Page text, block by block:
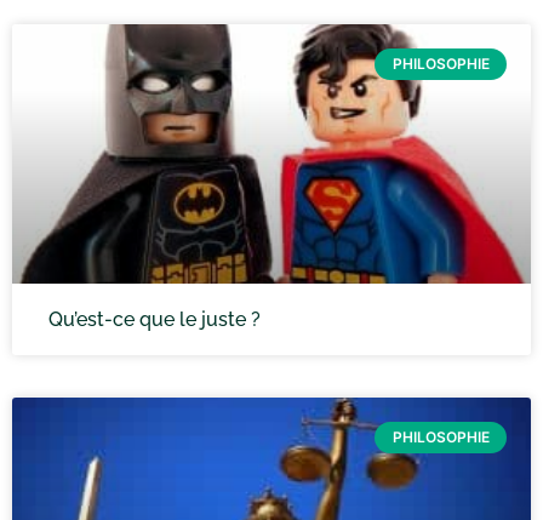
PHILOSOPHIE
Qu’est-ce que le juste ?
PHILOSOPHIE